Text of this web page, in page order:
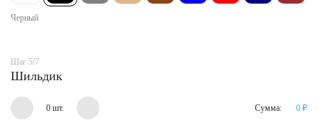
Черный
Шаг 5/7
Шильдик
0 шт. Сумма: 0 ₽